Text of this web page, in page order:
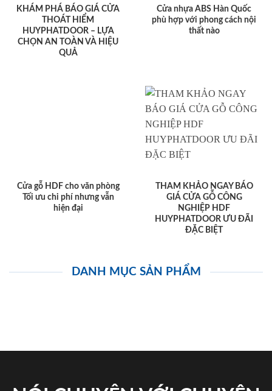
KHÁM PHÁ BÁO GIÁ CỬA
THOÁT HIỂM
HUYPHATDOOR – LỰA
CHỌN AN TOÀN VÀ HIỆU
QUẢ
Cửa nhựa ABS Hàn Quốc
phù hợp với phong cách nội
thất nào
Cửa gỗ HDF cho văn phòng
Tối ưu chi phí nhưng vẫn
hiện đại
THAM KHẢO NGAY BÁO
GIÁ CỬA GỖ CÔNG
NGHIỆP HDF
HUYPHATDOOR ƯU ĐÃI
ĐẶC BIỆT
DANH MỤC SẢN PHẨM